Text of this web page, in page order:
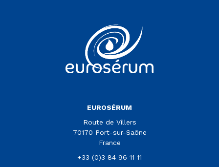
Vous êtes sur le site Euroserum
EUROSÉRUM
Route de Villers
70170 Port-sur-Saône
France
+33 (0)3 84 96 11 11